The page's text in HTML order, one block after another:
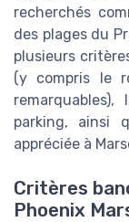
recherchés
des plages du
plusieurs
(y compris le
parking, ainsi
appréciée à
Critères
Phoenix